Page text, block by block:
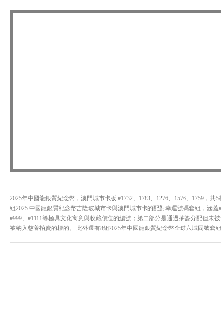
2025年中國龍銀質紀念幣，澳門城市卡版 #1732、1783、1276、1576、1759，
組2025 中國龍銀質紀念幣吉隆玻城市卡與澳門城市卡的配對幸運號碼套組，涵蓋
#999、#1111等極具文化寓意與收藏價值的編號；第二部分是通過抽簽分配但未
被納入慈善拍賣的標的。 此外還有8組2025年中國龍銀質紀念幣全球六城同號